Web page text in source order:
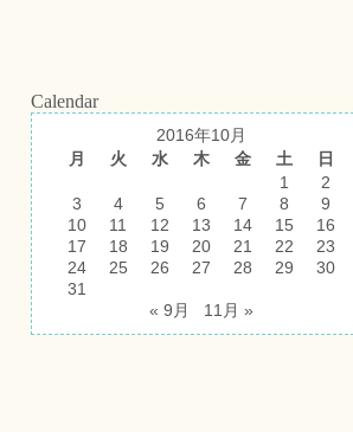
Calendar
2016年10月
月
火 水 木 金 土
日
1
2
3
4 5 6 7 8
9
10
11 12 13 14 15
16
17
18 19 20 21 22
23
24
25 26 27 28 29
30
31
« 9月
11月 »